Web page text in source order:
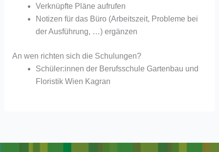
Verknüpfte Pläne aufrufen
Notizen für das Büro (Arbeitszeit, Probleme bei
der Ausführung, …) ergänzen
An wen richten sich die Schulungen?
Schüler:innen der Berufsschule Gartenbau und
Floristik Wien Kagran